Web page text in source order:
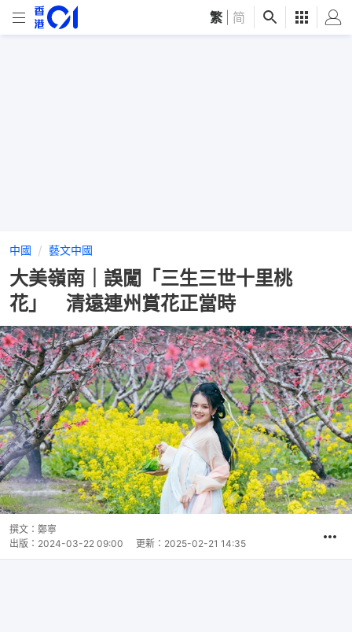
繁 简
中國 藝文中國
大美嶺南｜誤闖「三生三世十里桃
花」 清遠連州賞花正當時
撰文： 鄭寧
出版： 2024-03-22 09:00 更新： 2025-02-21 14:35